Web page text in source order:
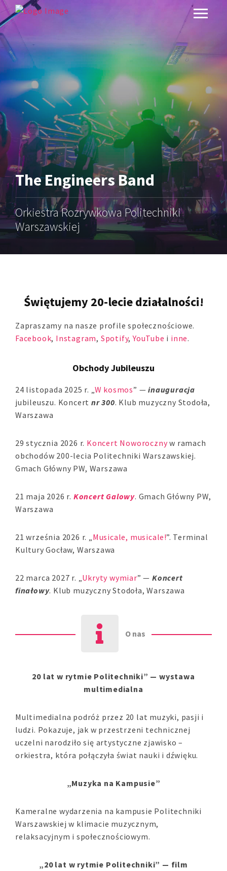
The Engineers Band
Orkiestra Rozrywkowa Politechniki
Warszawskiej
Świętujemy 20-lecie działalności!
Zapraszamy na nasze profile społecznościowe.
Facebook, Instagram, Spotify,YouTube i inne.
Obchody Jubileuszu
24 listopada 2025 r. „W kosmos” —inauguracja
jubileuszu. Koncertnr 300. Klub muzyczny Stodoła,
Warszawa
29 stycznia 2026 r. Koncert Noworocznyw ramach
obchodów 200-lecia Politechniki Warszawskiej.
Gmach Główny PW, Warszawa
21 maja 2026 r. Koncert Galowy. Gmach Główny PW,
Warszawa
21 września 2026 r. „Musicale, musicale!”. Terminal
Kultury Gocław, Warszawa
22 marca 2027 r. „Ukryty wymiar” —Koncert
finałowy. Klub muzyczny Stodoła, Warszawa
O nas
20 lat w rytmie Politechniki” — wystawa
multimedialna
Multimedialna podróż przez 20 lat muzyki, pasji i
ludzi. Pokazuje, jak w przestrzeni technicznej
uczelni narodziło się artystyczne zjawisko –
orkiestra, która połączyła świat nauki i dźwięku.
„Muzyka na Kampusie”
Kameralne wydarzenia na kampusie Politechniki
Warszawskiej w klimacie muzycznym,
relaksacyjnym i społecznościowym.
„20 lat w rytmie Politechniki” — film